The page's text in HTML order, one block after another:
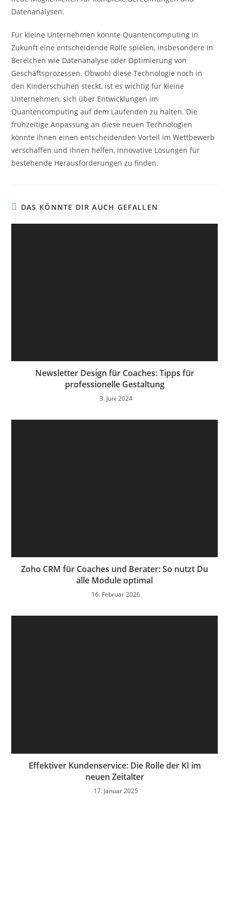
Datenanalysen.
Für kleine Unternehmen könnte Quantencomputing in
Zukunft eine entscheidende Rolle spielen, insbesondere in
Bereichen wie Datenanalyse oder Optimierung von
Geschäftsprozessen. Obwohl diese Technologie noch in
den Kinderschuhen steckt, ist es wichtig für kleine
Unternehmen, sich über Entwicklungen im
Quantencomputing auf dem Laufenden zu halten. Die
frühzeitige Anpassung an diese neuen Technologien
könnte ihnen einen entscheidenden Vorteil im Wettbewerb
verschaffen und ihnen helfen, innovative Lösungen für
bestehende Herausforderungen zu finden.
DAS KÖNNTE DIR AUCH GEFALLEN
Newsletter Design für Coaches: Tipps für
professionelle Gestaltung
3. Juni 2024
Zoho CRM für Coaches und Berater: So nutzt Du
alle Module optimal
16. Februar 2026
Effektiver Kundenservice: Die Rolle der KI im
neuen Zeitalter
17. Januar 2025